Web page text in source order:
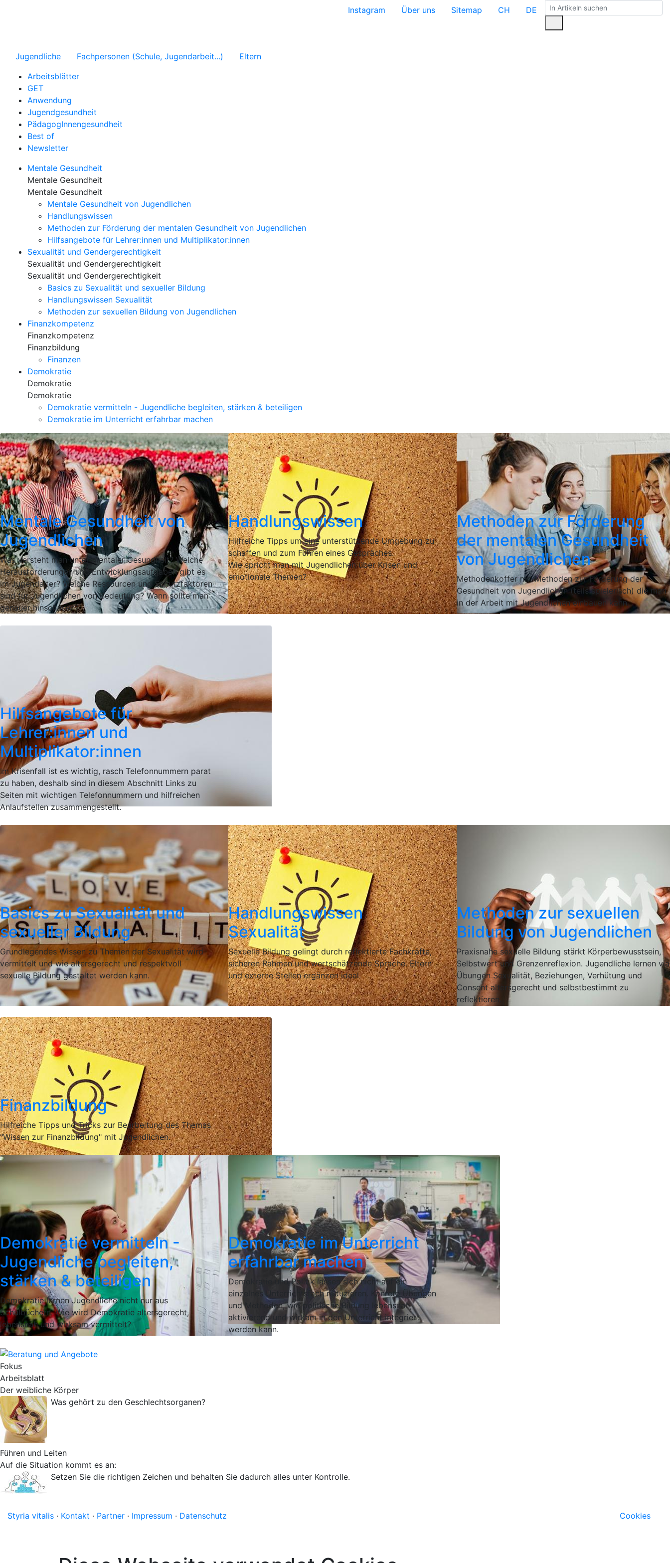
Instagram Über uns Sitemap CH DE
Jugendliche Fachpersonen (Schule, Jugendarbeit...)
Eltern
Arbeitsblätter
GET
Anwendung
Jugendgesundheit
PädagogInnengesundheit
Best of
Newsletter
Mentale Gesundheit
Mentale Gesundheit
Mentale Gesundheit
Mentale Gesundheit von Jugendlichen
Handlungswissen
Methoden zur Förderung der mentalen Gesundheit von Jugendlichen
Hilfsangebote für Lehrer:innen und Multiplikator:innen
Sexualität und Gendergerechtigkeit
Sexualität und Gendergerechtigkeit
Sexualität und Gendergerechtigkeit
Basics zu Sexualität und sexueller Bildung
Handlungswissen Sexualität
Methoden zur sexuellen Bildung von Jugendlichen
Finanzkompetenz
Finanzkompetenz
Finanzbildung
Finanzen
Demokratie
Demokratie
Demokratie
Demokratie vermitteln - Jugendliche begleiten, stärken & beteiligen
Demokratie im Unterricht erfahrbar machen
Mentale Gesundheit von
Jugendlichen
Was versteht man unter mentaler Gesundheit? Welche
Herausforderungen und Entwicklungsaufgaben gibt es
im Jugendalter? Welche Ressourcen und Schutzfaktoren
sind für Jugendlichen von Bedeutung? Wann sollte man
genauer hinschauen?
Handlungswissen
Hilfreiche Tipps um eine unterstützende Umgebung zu
schaffen und zum Führen eines Gespräches.
Wie spricht man mit Jugendlichen über Krisen und
emotionale Themen?
Methoden zur Förderung
der mentalen Gesundheit
von Jugendlichen
Methodenkoffer mit Methoden zur Förderung der
Gesundheit von Jugendlichen (teils spielerisch) die man
in der Arbeit mit Jugendlichen einbauen kann.
Hilfsangebote für
Lehrer:innen und
Multiplikator:innen
Im Krisenfall ist es wichtig, rasch Telefonnummern parat
zu haben, deshalb sind in diesem Abschnitt Links zu
Seiten mit wichtigen Telefonnummern und hilfreichen
Anlaufstellen zusammengestellt.
Basics zu Sexualität und
sexueller Bildung
Grundlegendes Wissen zu Themen der Sexualität wird
vermittelt und wie altersgerecht und respektvoll
sexuelle Bildung gestaltet werden kann.
Handlungswissen
Sexualität
Sexuelle Bildung gelingt durch reflektierte Fachkräfte,
sicheren Rahmen und wertschätzende Sprache. Eltern
und externe Stellen ergänzen ideal.
Methoden zur sexuellen
Bildung von Jugendlichen
Praxisnahe sexuelle Bildung stärkt Körperbewusstsein,
Selbstwert und Grenzenreflexion. Jugendliche lernen via
Übungen Sexualität, Beziehungen, Verhütung und
Consent altersgerecht und selbstbestimmt zu
reflektieren.
Finanzbildung
Hilfreiche Tipps und Tricks zur Bearbeitung des Themas
"Wissen zur Finanzbildung" mit Jugendlichen.
Demokratie vermitteln -
Jugendliche begleiten,
stärken & beteiligen
Demokratie lernen Jugendliche nicht nur aus
Schulbüchern. Wie wird Demokratie altersgerecht,
lebensnah und wirksam vermittelt?
Demokratie im Unterricht
erfahrbar machen
Demokratie und Politik lassen sich nicht auf ein
einzelnes Unterrichtsfach reduzieren. Konrete Übungen
und Methoden, wie politische Bildung lebensnah,
aktivierend und wirkam in den Unterricht integriert
werden kann.
Fokus
Arbeitsblatt
Der weibliche Körper
Was gehört zu den Geschlechtsorganen?
Führen und Leiten
Auf die Situation kommt es an:
Setzen Sie die richtigen Zeichen und behalten Sie dadurch alles unter Kontrolle.
Styria vitalis · Kontakt · Partner · Impressum · Datenschutz Cookies